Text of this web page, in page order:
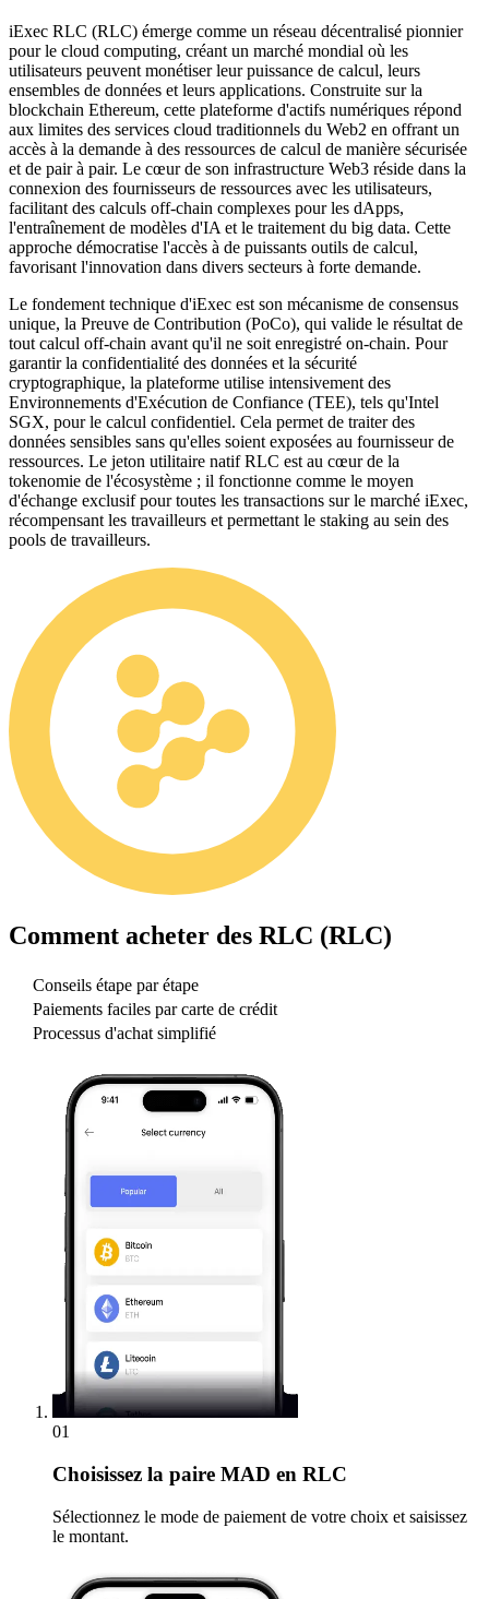
iExec RLC (RLC) émerge comme un réseau décentralisé pionnier
pour le cloud computing, créant un marché mondial où les
utilisateurs peuvent monétiser leur puissance de calcul, leurs
ensembles de données et leurs applications. Construite sur la
blockchain Ethereum, cette plateforme d'actifs numériques répond
aux limites des services cloud traditionnels du Web2 en offrant un
accès à la demande à des ressources de calcul de manière sécurisée
et de pair à pair. Le cœur de son infrastructure Web3 réside dans la
connexion des fournisseurs de ressources avec les utilisateurs,
facilitant des calculs off-chain complexes pour les dApps,
l'entraînement de modèles d'IA et le traitement du big data. Cette
approche démocratise l'accès à de puissants outils de calcul,
favorisant l'innovation dans divers secteurs à forte demande.
Le fondement technique d'iExec est son mécanisme de consensus
unique, la Preuve de Contribution (PoCo), qui valide le résultat de
tout calcul off-chain avant qu'il ne soit enregistré on-chain. Pour
garantir la confidentialité des données et la sécurité
cryptographique, la plateforme utilise intensivement des
Environnements d'Exécution de Confiance (TEE), tels qu'Intel
SGX, pour le calcul confidentiel. Cela permet de traiter des
données sensibles sans qu'elles soient exposées au fournisseur de
ressources. Le jeton utilitaire natif RLC est au cœur de la
tokenomie de l'écosystème ; il fonctionne comme le moyen
d'échange exclusif pour toutes les transactions sur le marché iExec,
récompensant les travailleurs et permettant le staking au sein des
pools de travailleurs.
Comment acheter des RLC (RLC)
Conseils étape par étape
Paiements faciles par carte de crédit
Processus d'achat simplifié
01
Choisissez la paire MAD en RLC
Sélectionnez le mode de paiement de votre choix et saisissez
le montant.